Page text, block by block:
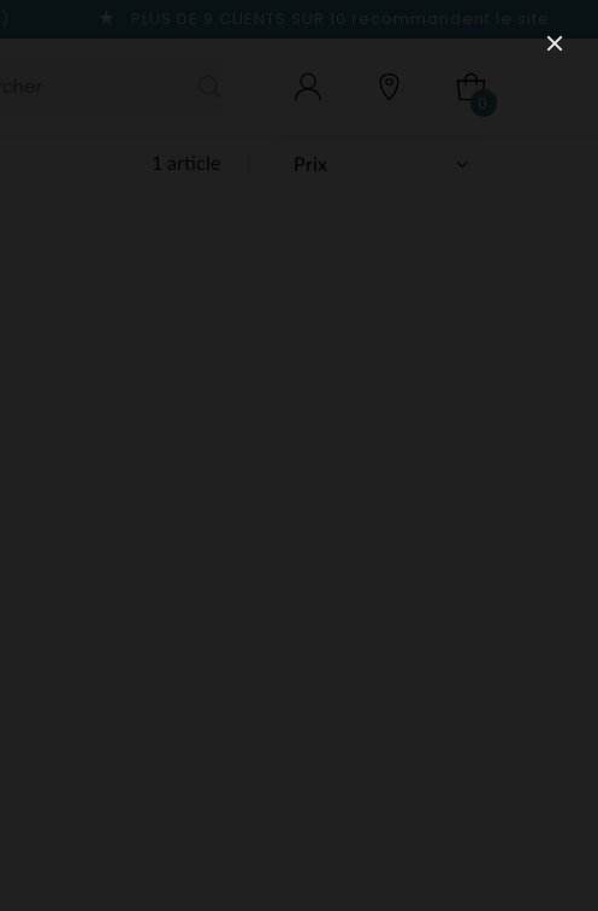
PLUS DE 9 CLIENTS SUR 10 recommandent le site
0
1 article